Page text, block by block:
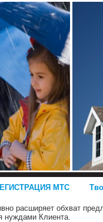
МТС
расширяет обхват
нуждами Клиента.